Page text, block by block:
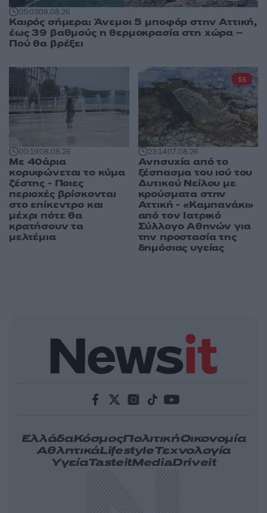
05:0308.08.26
Καιρός σήμερα: Άνεμοι 5 μποφόρ στην Αττική,
έως 39 βαθμούς η θερμοκρασία στη χώρα –
Πού θα βρέξει
00:1908.08.26
Με 40άρια
κορυφώνεται το κύμα
ζέστης - Ποιες
περιοχές βρίσκονται
στο επίκεντρο και
μέχρι πότε θα
κρατήσουν τα
μελτέμια
23:1407.08.26
Ανησυχία από το
ξέσπασμα του ιού του
Δυτικού Νείλου με
κρούσματα στην
Αττική - «Καμπανάκι»
από τον Ιατρικό
Σύλλογο Αθηνών για
την προστασία της
δημόσιας υγείας
15
ΕλλάδαΚόσμοςΠολιτικήΟικονομία
ΑθλητικάLifestyleΤεχνολογία
ΥγείαTasteitMediaDriveit